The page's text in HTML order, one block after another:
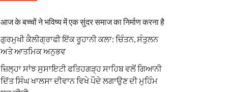
आज के बच्चों ने भविष्य में एक सुंदर समाज का निर्माण करना है
ਗੁਰਮੁਖੀ ਕੈਲੀਗ੍ਰਾਫੀ ਇੱਕ ਰੂਹਾਨੀ ਕਲਾ: ਚਿੰਤਨ, ਸੰਤੁਲਨ
ਅਤੇ ਆਤਮਿਕ ਅਨੁਭਵ
ਜ਼ਿਲ੍ਹਾ ਸਾਂਝ ਸੁਸਾਇਟੀ ਫਤਿਹਗੜ੍ਹ ਸਾਹਿਬ ਵਲੋਂ ਗਿਆਨੀ
ਦਿੱਤ ਸਿੰਘ ਖਾਲਸਾ ਦੀਵਾਨ ਵਿਖੇ ਪੌਦੇ ਲਗਾਉਣ ਦੀ ਮੁਹਿੰਮ